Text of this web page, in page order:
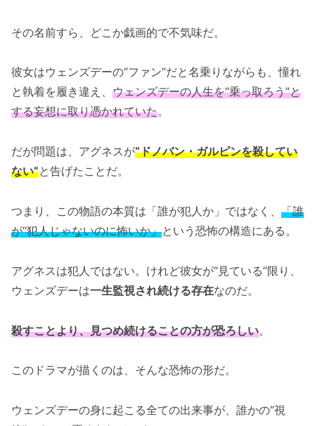
その名前すら、どこか戯画的で不気味だ。
彼女はウェンズデーの“ファン”だと名乗りながらも、憧れ
と執着を履き違え、 ウェンズデーの人生を“乗っ取ろう”と
する妄想に取り憑かれていた。
だが問題は、アグネスが“ドノバン・ガルピンを殺してい
ない”と告げたことだ。
つまり、この物語の本質は「誰が犯人か」ではなく、 「誰
が“犯人じゃないのに怖いか」という恐怖の構造にある。
アグネスは犯人ではない。けれど彼女が“見ている”限り、
ウェンズデーは一生監視され続ける存在なのだ。
殺すことより、見つめ続けることの方が恐ろしい。
このドラマが描くのは、そんな恐怖の形だ。
ウェンズデーの身に起こる全ての出来事が、誰かの“視